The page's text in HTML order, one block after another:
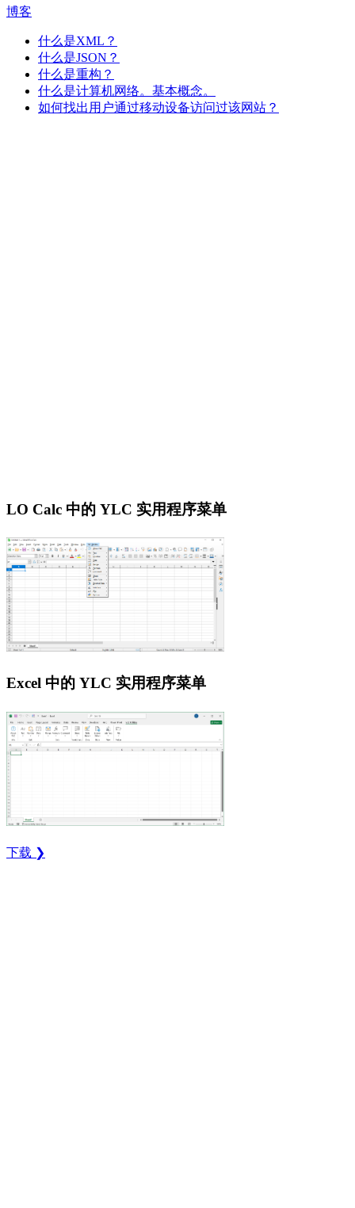
博客
什么是XML？
什么是JSON？
什么是重构？
什么是计算机网络。基本概念。
如何找出用户通过移动设备访问过该网站？
LO Calc 中的 YLC 实用程序菜单
Excel 中的 YLC 实用程序菜单
下载 ❯